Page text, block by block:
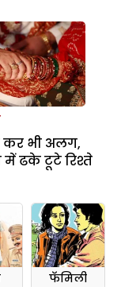
कर भी अलग,
ढके टूटे रिश्ते
फॅमिली